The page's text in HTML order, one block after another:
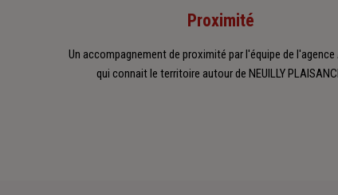
Proximité
Un accompagnement de proximité par l'équipe de l'agence
qui connait le territoire autour de NEUILLY